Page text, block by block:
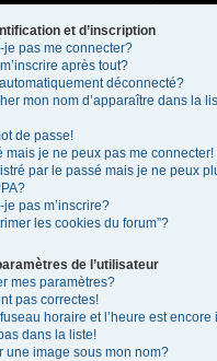
et d’inscription
je pas me connecter?
après tout?
déconnecté?
mon nom d’apparaître dans la
de passe!
mais je ne peux pas me connecter!
par le passé mais je ne peux
pas m’inscrire?
les cookies du forum”?
de l’utilisateur
mes paramètres?
pas correctes!
horaire et l’heure est encore
dans la liste!
une image sous mon nom?